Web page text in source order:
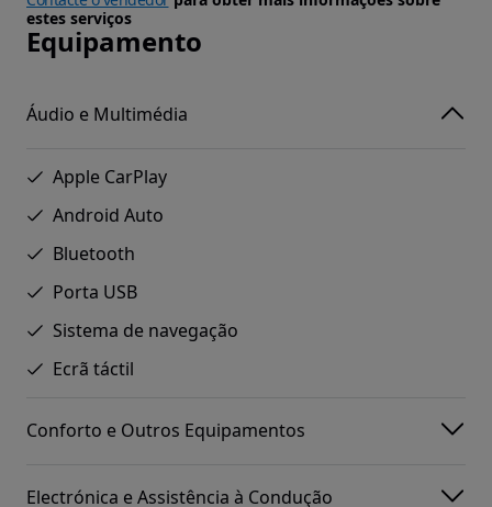
estes serviços
Equipamento
Áudio e Multimédia
Apple CarPlay
Android Auto
Bluetooth
Porta USB
Sistema de navegação
Ecrã táctil
Conforto e Outros Equipamentos
Electrónica e Assistência à Condução